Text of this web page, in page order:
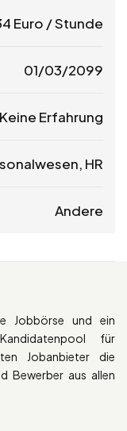
Euro / Stunde
01/03/2099
Keine Erfahrung
HR
Andere
Jobbörse und ein
für
Jobanbieter die
Bewerber aus allen